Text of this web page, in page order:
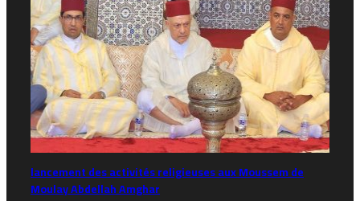
lancement des activités religieuses aux Moussem de
Moulay Abdellah Amghar